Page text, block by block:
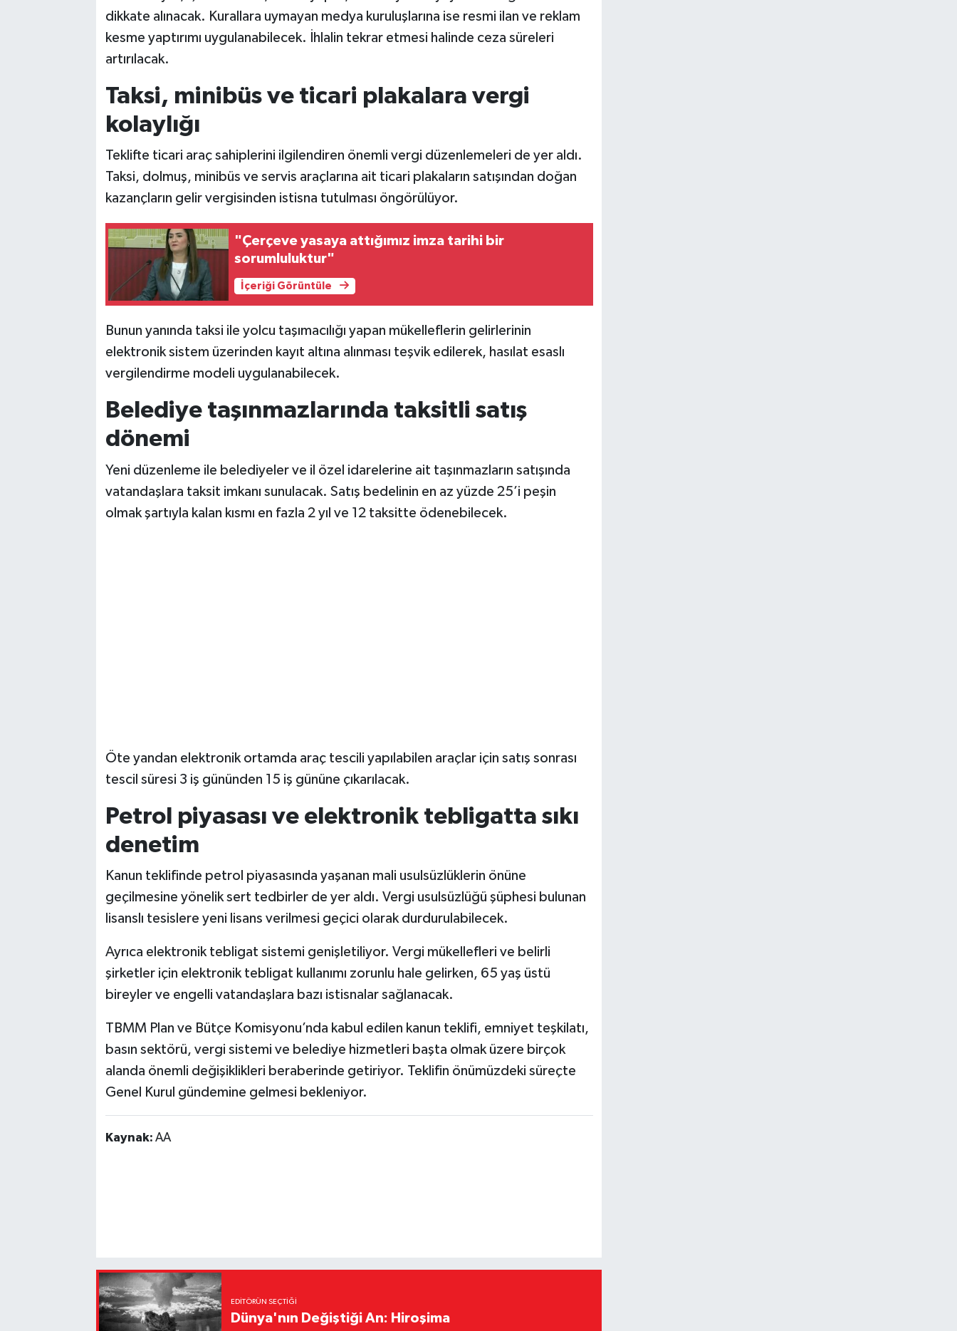
dikkate alınacak. Kurallara uymayan medya kuruluşlarına ise resmi ilan ve reklam
kesme yaptırımı uygulanabilecek. İhlalin tekrar etmesi halinde ceza süreleri
artırılacak.
Taksi, minibüs ve ticari plakalara vergi
kolaylığı
Teklifte ticari araç sahiplerini ilgilendiren önemli vergi düzenlemeleri de yer aldı.
Taksi, dolmuş, minibüs ve servis araçlarına ait ticari plakaların satışından doğan
kazançların gelir vergisinden istisna tutulması öngörülüyor.
"Çerçeve yasaya attığımız imza tarihi bir
sorumluluktur"
İçeriği Görüntüle
Bunun yanında taksi ile yolcu taşımacılığı yapan mükelleflerin gelirlerinin
elektronik sistem üzerinden kayıt altına alınması teşvik edilerek, hasılat esaslı
vergilendirme modeli uygulanabilecek.
Belediye taşınmazlarında taksitli satış
dönemi
Yeni düzenleme ile belediyeler ve il özel idarelerine ait taşınmazların satışında
vatandaşlara taksit imkanı sunulacak. Satış bedelinin en az yüzde 25’i peşin
olmak şartıyla kalan kısmı en fazla 2 yıl ve 12 taksitte ödenebilecek.
Öte yandan elektronik ortamda araç tescili yapılabilen araçlar için satış sonrası
tescil süresi 3 iş gününden 15 iş gününe çıkarılacak.
Petrol piyasası ve elektronik tebligatta sıkı
denetim
Kanun teklifinde petrol piyasasında yaşanan mali usulsüzlüklerin önüne
geçilmesine yönelik sert tedbirler de yer aldı. Vergi usulsüzlüğü şüphesi bulunan
lisanslı tesislere yeni lisans verilmesi geçici olarak durdurulabilecek.
Ayrıca elektronik tebligat sistemi genişletiliyor. Vergi mükellefleri ve belirli
şirketler için elektronik tebligat kullanımı zorunlu hale gelirken, 65 yaş üstü
bireyler ve engelli vatandaşlara bazı istisnalar sağlanacak.
TBMM Plan ve Bütçe Komisyonu’nda kabul edilen kanun teklifi, emniyet teşkilatı,
basın sektörü, vergi sistemi ve belediye hizmetleri başta olmak üzere birçok
alanda önemli değişiklikleri beraberinde getiriyor. Teklifin önümüzdeki süreçte
Genel Kurul gündemine gelmesi bekleniyor.
Kaynak: AA
EDITÖRÜN SEÇTIĞI
Dünya'nın Değiştiği An: Hiroşima